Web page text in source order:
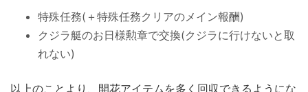
特殊任務(＋特殊任務クリアのメイン報酬)
クジラ艇のお日様勲章で交換(クジラに行けないと取
れない)
以上のことより、開花アイテムを多く回収できるようにな